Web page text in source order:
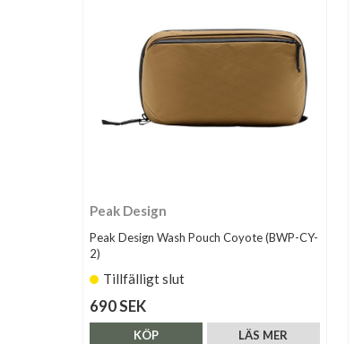
Peak Design
Peak Design Wash Pouch Coyote (BWP-CY-
2)
Tillfälligt slut
690 SEK
LÄS MER
KÖP